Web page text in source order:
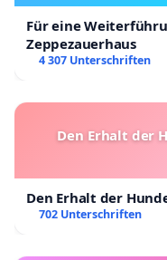
Für eine
Zeppezauerhaus
4 307 Unterschriften
Den Erhalt der
Den Erhalt der
702 Unterschriften